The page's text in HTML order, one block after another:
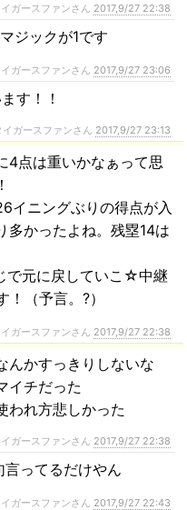
ガースファンさん 2017,9/27 22:38
ジックが1です
ガースファンさん 2017,9/27 23:06
す！！
ガースファンさん 2017,9/27 23:13
4点は重いかなぁって思
イニングぶりの得点が入
多かったよね。残塁14は
元に戻していこ☆中継
（予言。?）
ガースファンさん 2017,9/27 22:38
んかすっきりしないな
イチだった
われ方悲しかった
ガースファンさん 2017,9/27 22:38
ってるだけやん
ガースファンさん 2017,9/27 22:43